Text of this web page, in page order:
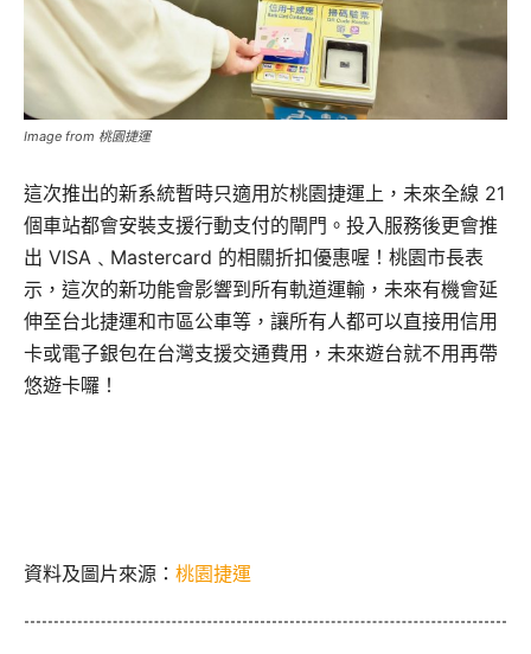
Image from 桃園捷運
這次推出的新系統暫時只適用於桃園捷運上，未來全線 21
個車站都會安裝支援行動支付的閘門。投入服務後更會推
出 VISA﹑Mastercard 的相關折扣優惠喔！桃園市長表
示，這次的新功能會影響到所有軌道運輸，未來有機會延
伸至台北捷運和市區公車等，讓所有人都可以直接用信用
卡或電子銀包在台灣支援交通費用，未來遊台就不用再帶
悠遊卡囉！
資料及圖片來源： 桃園捷運